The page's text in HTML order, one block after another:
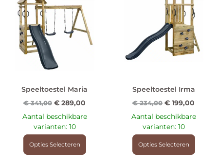
Speeltoestel Maria
€341,00 € 289,00
Aantal beschikbare
varianten: 10
Opties Selecteren
Speeltoestel Irma
€234,00 € 199,00
Aantal beschikbare
varianten: 10
Opties Selecteren